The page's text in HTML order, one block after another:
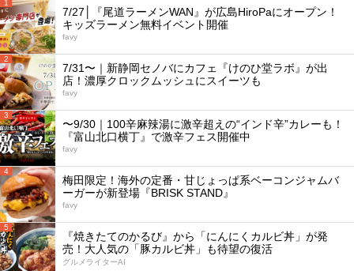
1
7/27│『尾道ラーメンWAN』が広島HiroPaにオープン！
キッズラーメン無料イベント開催
favy
2
7/31〜｜新静岡セノバにカフェ『けのひ堂ラボ』が出
店！濃厚クロックムッシュにスイーツも
favy
3
〜9/30｜100辛麻辣湯に激辛超えの“インド辛”カレーも！
『富山北口横丁』で激辛フェス開催中
favy
4
梅田限定！海外の定番・甘じょっぱ系ベーコンジャムバ
ーガーが新登場『BRISK STAND』
favy
5
『焼きたてのかるび』から「にんにくカルビ丼」が発
売！大人気の「豚カルビ丼」も待望の復活
グルメライターAI